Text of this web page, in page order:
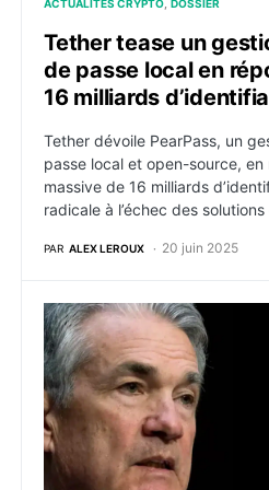
ACTUALITÉS CRYPTO DOSSIER
Tether tease un
de passe local en
16 milliards
Tether dévoile PearPass, un
passe local et open-source,
massive de 16 milliards
radicale à l’échec des
PAR ALEX LEROUX 20 juin 2025
L’échec de Diem / Libra :